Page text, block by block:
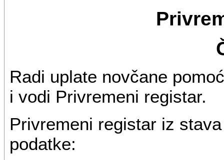
Radi uplate novčane
i vodi Privremeni registar.
Privremeni registar iz
podatke: